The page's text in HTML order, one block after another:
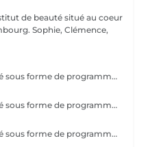
de beauté situé au coeur
Le Skin Reset Peeling est proposé sous forme de programme de 4 soins, réalisés toutes les 2 semaines, afin de relancer progressivement le renouvellement de la peau et d'améliorer sa qualité en profondeur. Chaque séance est adaptée aux besoins de votre peau et permet d'agir de manière ciblée sur l'éclat, la texture, les imperfections ou les irrégularités du teint. Au fil des séances, la peau devient plus lisse, plus lumineuse et visiblement plus uniforme. Ce programme permet d'obtenir des résultats progressifs et durables, tout en respectant l'équilibre et la sensibilité de votre peau. Afin d'optimiser les résultats, une routine de soins adaptée à domicile vous sera recommandée et devra être suivie avant, pendant et après le programme. Idéal en changement de saison ou en cas de déséquilibres cutanés.
Le Skin Reset Peeling est proposé sous forme de programme de 4 soins, réalisés toutes les 2 semaines, afin de relancer progressivement le renouvellement de la peau et d'améliorer sa qualité en profondeur. Chaque séance est adaptée aux besoins de votre peau et permet d'agir de manière ciblée sur l'éclat, la texture, les imperfections ou les irrégularités du teint. Au fil des séances, la peau devient plus lisse, plus lumineuse et visiblement plus uniforme. Ce programme permet d'obtenir des résultats progressifs et durables, tout en respectant l'équilibre et la sensibilité de votre peau. Afin d'optimiser les résultats, une routine de soins adaptée à domicile vous sera recommandée et devra être suivie avant, pendant et après le programme. Idéal en changement de saison ou en cas de déséquilibres cutanés.
Le Skin Reset Peeling est proposé sous forme de programme de 4 soins, réalisés toutes les 2 semaines, afin de relancer progressivement le renouvellement de la peau et d'améliorer sa qualité en profondeur. Chaque séance est adaptée aux besoins de votre peau et permet d'agir de manière ciblée sur l'éclat, la texture, les imperfections ou les irrégularités du teint. Au fil des séances, la peau devient plus lisse, plus lumineuse et visiblement plus uniforme. Ce programme permet d'obtenir des résultats progressifs et durables, tout en respectant l'équilibre et la sensibilité de votre peau. Afin d'optimiser les résultats, une routine de soins adaptée à domicile vous sera recommandée et devra être suivie avant, pendant et après le programme. Idéal en changement de saison ou en cas de déséquilibres cutanés.